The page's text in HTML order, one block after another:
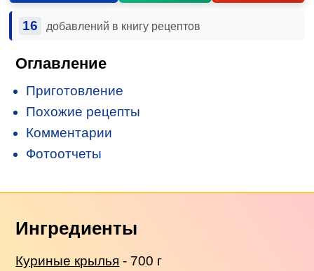
16 добавлений в книгу рецептов
Оглавление
Приготовление
Похожие рецепты
Комментарии
Фотоотчеты
Ингредиенты
Куриные крылья - 700 г